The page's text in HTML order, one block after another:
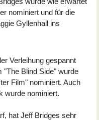
nominiert und für die
Gyllenhall ins
Verleihung gespannt
"The Blind Side" wurde
Film" nominiert. Auch
wurde nominiert.
hat Jeff Bridges sehr